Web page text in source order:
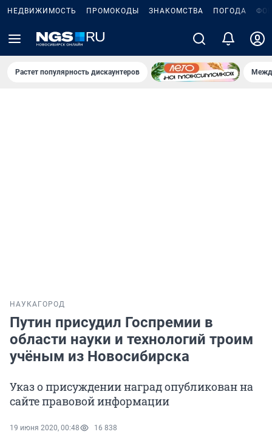
НЕДВИЖИМОСТЬ ПРОМОКОДЫ ЗНАКОМСТВА ПОГОДА
Растет популярность дискаунтеров
НАУКА ГОРОД
Путин присудил Госпремии в
области науки и технологий троим
учёным из Новосибирска
Указ о присуждении наград опубликован на
сайте правовой информации
19 июня 2020, 00:48 16 838